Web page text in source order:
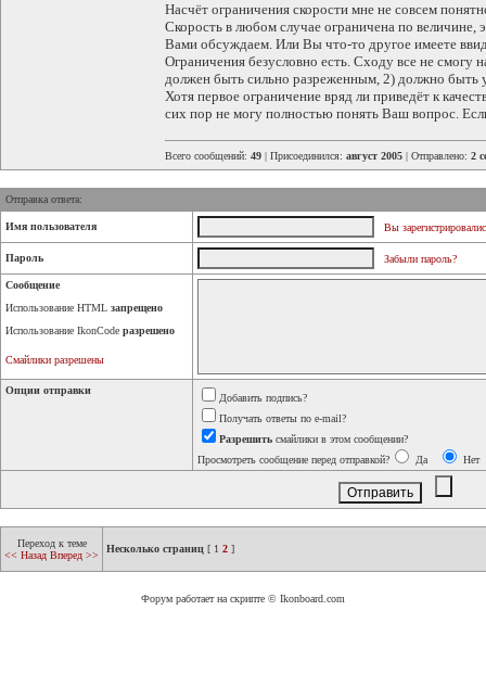
Насчёт ограничения скорости мне не совсем
Скорость в любом случае ограничена по величине,
Вами обсуждаем. Или Вы что-то другое имеете
Ограничения безусловно есть. Сходу все не смогу
должен быть сильно разреженным, 2) должно быть
Хотя первое ограничение вряд ли приведёт к
сих пор не могу полностью понять Ваш вопрос.
Всего сообщений: 49 | Присоединился: август 2005 | Отправлено: 2
Отправка ответа:
Имя пользователя Вы
Пароль Забыли пароль?
Сообщение
Использование HTML запрещено
Использование IkonCode разрешено
Смайлики разрешены
Опции отправки
Добавить подпись?
Получать ответы по e-mail?
Разрешить смайлики в этом сообщении?
Просмотреть сообщение перед отправкой?
Да Нет
Переход к теме
<< Назад Вперед >>
Несколько страниц [ 1 2 ]
Форум работает на скрипте © Ikonboard.com